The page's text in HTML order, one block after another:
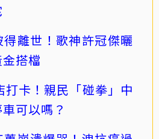
離世！歌神許冠傑曬
搭檔
打卡！親民「碰拳」中
可以嗎？